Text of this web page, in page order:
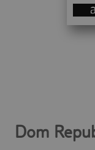
Dom